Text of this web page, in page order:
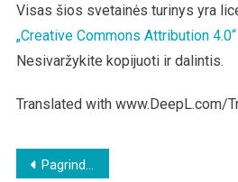
Visas šios svetainės turinys yra
„Creative Commons Attribution 4.0“
Nesivaržykite kopijuoti ir dalintis.
Translated with www.DeepL.com/
Beitragsnavigation
Pagrindinės žiniasklaidos (mainstream) burbulas